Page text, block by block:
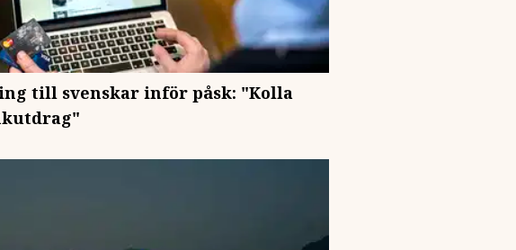
till svenskar inför påsk: "Kolla